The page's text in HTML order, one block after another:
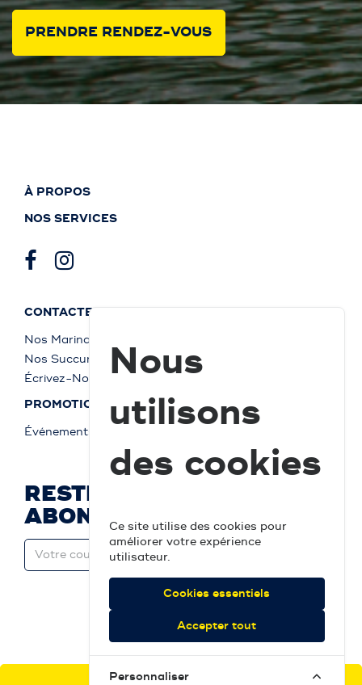
PRENDRE RENDEZ-VOUS
À PROPOS
NOS SERVICES
CONTACTEZ-NOUS
Nos Marinas
Nos Succursales
Écrivez-Nous
PROMOTIONS
Événements
RESTEZ À JOUR ET
ABONNEZ-VOUS
Nous
utilisons
des cookies
Ce site utilise des cookies pour
améliorer votre expérience
utilisateur.
Cookies essentiels
Accepter tout
Personnaliser